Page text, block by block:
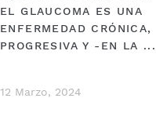
EL GLAUCOMA ES UNA
ENFERMEDAD CRÓNICA,
PROGRESIVA Y -EN LA ...
12 Marzo, 2024